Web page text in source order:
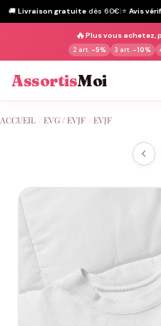
🚚 Livraison gratuite dès 60€|⭐ Avis
🔥Plus vous achetez,
2 art. -5% 3 art. -10%
AssortisMoi
au
ACCUEIL EVG / EVJF EVJF